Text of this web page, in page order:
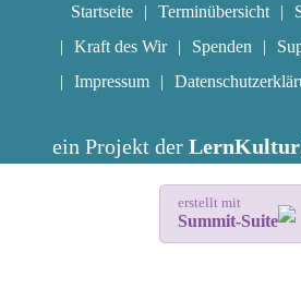
Startseite Terminübersicht
Kraft des Wir
Spenden
Impressum
ein Projekt der
erstellt mit
Summit-Suite